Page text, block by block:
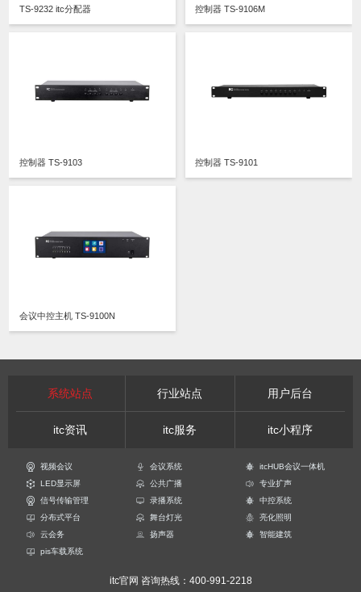
TS-9232 itc分配器 控制器 TS-9106M
控制器 TS-9103 控制器 TS-9101
会议中控主机 TS-9100N
系统站点 行业站点 用户后台
itc资讯 itc服务 itc小程序
视频会议 会议系统
itcHUB会议一体机
LED显示屏
公共广播
专业扩声
信号传输管理
录播系统
中控系统
分布式平台
舞台灯光
亮化照明
云会务
扬声器
智能建筑
pis车载系统
itc官网 咨询热线：400-991-2218